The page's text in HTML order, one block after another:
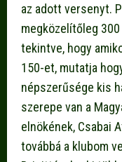
az adott versenyt.
megközelítőleg
tekintve, hogy
150-et, mutatja
népszerűsége kis
szerepe van a
elnökének, Csabai
továbbá a klubom